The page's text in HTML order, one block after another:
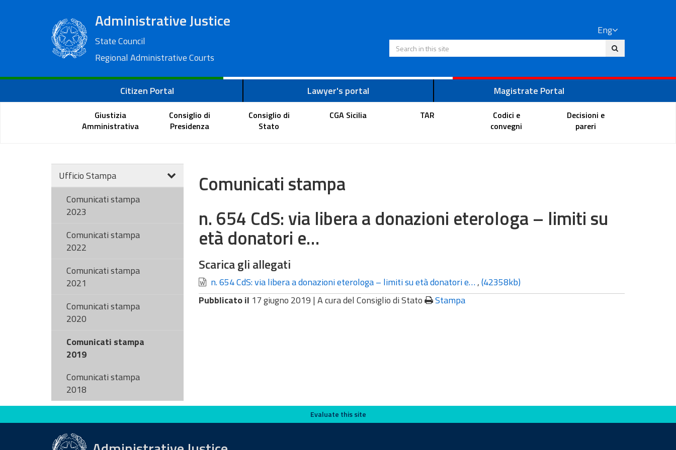
Administrative Justice
State Council
Regional Administrative Courts
Eng
Search in this site
Citizen Portal Lawyer's portal Magistrate Portal
Giustizia
Amministrativa
Consiglio di
Presidenza
Consiglio di
Stato
CGA Sicilia TAR
Codici e
convegni
Decisioni e
pareri
Ufficio Stampa
Comunicati stampa
2023
Comunicati stampa
2022
Comunicati stampa
2021
Comunicati stampa
2020
Comunicati stampa
2019
Comunicati stampa
2018
Comunicati stampa
n. 654 CdS: via libera a donazioni eterologa – limiti su
età donatori e…
Scarica gli allegati
n. 654 CdS: via libera a donazioni eterologa – limiti su età donatori e…,(42358kb)
Pubblicato il 17 giugno 2019 | A cura del Consiglio di Stato Stampa
Evaluate this site Evaluate this site